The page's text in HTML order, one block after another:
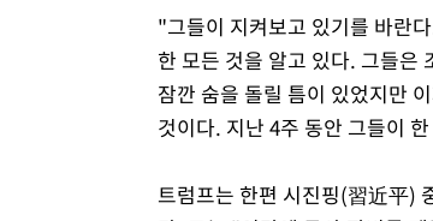
"그들이 지켜보고 있기를 바란
한 모든 것을 알고 있다. 그들은
잠깐 숨을 돌릴 틈이 있었지만
것이다. 지난 4주 동안 그들이
트럼프는 한편 시진핑(習近平)